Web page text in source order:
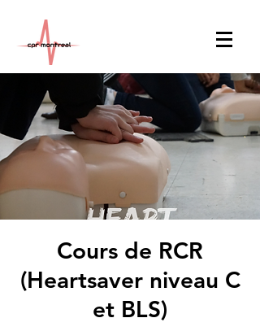
Cours de RCR
(Heartsaver niveau C
et BLS)